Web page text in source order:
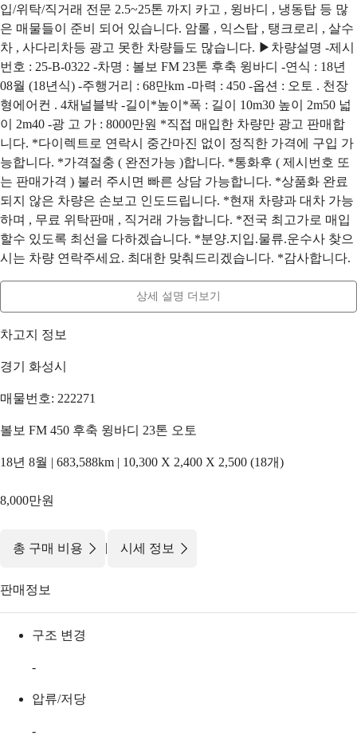
입/위탁/직거래 전문 2.5~25톤 까지 카고 , 윙바디 , 냉동탑 등 많
은 매물들이 준비 되어 있습니다. 암롤 , 익스탑 , 탱크로리 , 살수
차 , 사다리차등 광고 못한 차량들도 많습니다. ▶차량설명 -제시
번호 : 25-B-0322 -차명 : 볼보 FM 23톤 후축 윙바디 -연식 : 18년
08월 (18년식) -주행거리 : 68만km -마력 : 450 -옵션 : 오토 . 천장
형에어컨 . 4채널블박 -길이*높이*폭 : 길이 10m30 높이 2m50 넓
이 2m40 -광 고 가 : 8000만원 *직접 매입한 차량만 광고 판매합
니다. *다이렉트로 연락시 중간마진 없이 정직한 가격에 구입 가
능합니다. *가격절충 ( 완전가능 )합니다. *통화후 ( 제시번호 또
는 판매가격 ) 불러 주시면 빠른 상담 가능합니다. *상품화 완료
되지 않은 차량은 손보고 인도드립니다. *현재 차량과 대차 가능
하며 , 무료 위탁판매 , 직거래 가능합니다. *전국 최고가로 매입
할수 있도록 최선을 다하겠습니다. *분양.지입.물류.운수사 찾으
시는 차량 연락주세요. 최대한 맞춰드리겠습니다. *감사합니다.
상세 설명 더보기
차고지 정보
경기 화성시
매물번호: 222271
볼보 FM 450 후축 윙바디 23톤 오토
18년 8월 | 683,588km | 10,300 X 2,400 X 2,500 (18개)
8,000만원
총 구매 비용 | 시세 정보
판매정보
구조 변경
-
압류/저당
-